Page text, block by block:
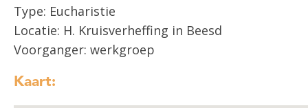
Type: Eucharistie
Locatie: H. Kruisverheffing in Beesd
Voorganger: werkgroep
Kaart: